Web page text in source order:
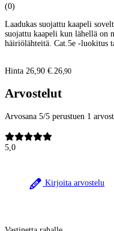
(0)
Laadukas suojattu kaapeli
suojattu kaapeli kun lähellä on
häiriölähteitä. Cat.5e -luokitus
Hinta 26,90 €. 26,90
Arvostelut
Arvosana 5/5 perustuen 1
5,0
Kirjoita arvostelu